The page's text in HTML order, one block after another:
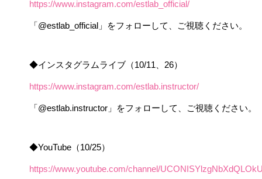
https://www.instagram.com/estlab_official/
「@estlab_official」をフォローして、ご視聴ください。
◆インスタグラムライブ（10/11、26）
https://www.instagram.com/estlab.instructor/
「 @estlab.instructor」をフォローして、ご視聴ください。
◆YouTube（10/25）
https://www.youtube.com/channel/